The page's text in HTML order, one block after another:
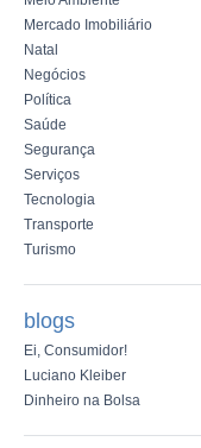
Mercado Imobiliário
Natal
Negócios
Política
Saúde
Segurança
Serviços
Tecnologia
Transporte
Turismo
blogs
Ei, Consumidor!
Luciano Kleiber
Dinheiro na Bolsa